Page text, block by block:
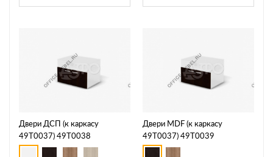
Двери ДСП (к каркасу
49T0037) 49T0038
Двери MDF (к каркасу
49T0037) 49T0039